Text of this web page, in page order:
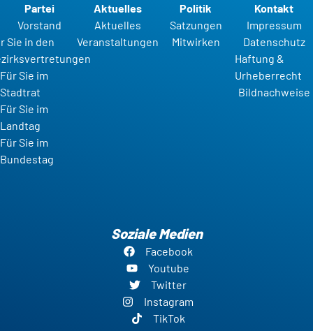
Partei
Vorstand
Sie in den
Für Sie im
Stadtrat
Für Sie im
Landtag
Für Sie im
Bundestag
Aktuelles
Aktuelles
Veranstaltungen
Politik
Satzungen
Mitwirken
Kontakt
Impressum
Datenschutz
Haftung &
Urheberrecht
Bildnachweise
Soziale Medien
Facebook
Youtube
Twitter
Instagram
TikTok